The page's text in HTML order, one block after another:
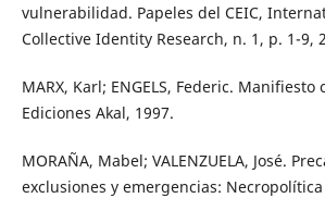
vulnerabilidad. Papeles del CEIC,
Collective Identity Research, n. 1, p. 1-9,
MARX, Karl; ENGELS, Federic.
Ediciones Akal, 1997.
MORAÑA, Mabel; VALENZUELA, José.
exclusiones y emergencias: